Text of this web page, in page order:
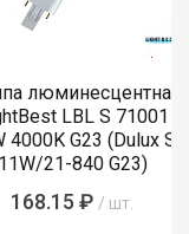
люминесцентная
LBL S 71001
4000K G23 (Dulux S
11W/21-840 G23)
168.15 ₽ / шт.